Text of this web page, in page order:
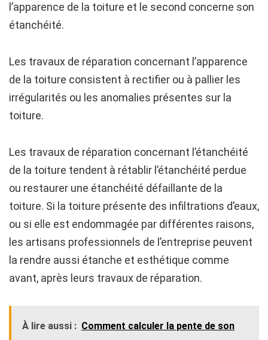
l’apparence de la toiture et le second concerne son
étanchéité.
Les travaux de réparation concernant l’apparence
de la toiture consistent à rectifier ou à pallier les
irrégularités ou les anomalies présentes sur la
toiture.
Les travaux de réparation concernant l’étanchéité
de la toiture tendent à rétablir l’étanchéité perdue
ou restaurer une étanchéité défaillante de la
toiture. Si la toiture présente des infiltrations d’eaux,
ou si elle est endommagée par différentes raisons,
les artisans professionnels de l’entreprise peuvent
la rendre aussi étanche et esthétique comme
avant, après leurs travaux de réparation.
À lire aussi : Comment calculer la pente de son